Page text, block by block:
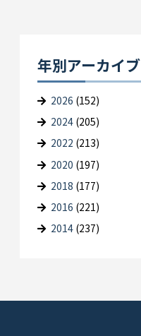
年別アーカイブ
2026 (152)
2024 (205)
2022 (213)
2020 (197)
2018 (177)
2016 (221)
2014 (237)